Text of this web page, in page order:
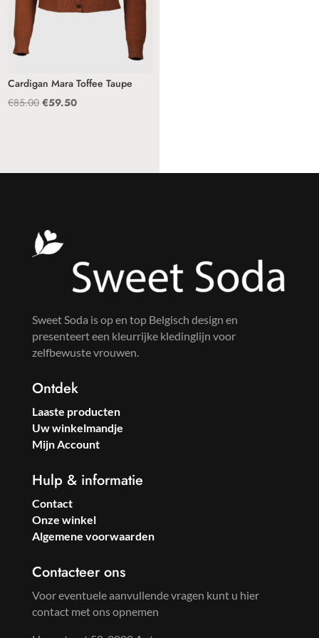
Cardigan Mara Toffee Taupe
€85.00 Oorspronkelijke
€59.50Huidige
Sweet Soda is op en top Belgisch design en
presenteert een kleurrijke kledinglijn voor
zelfbewuste vrouwen.
Ontdek
Laaste producten
Uw winkelmandje
Mijn Account
Hulp & informatie
Contact
Onze winkel
Algemene voorwaarden
Contacteer ons
Voor eventuele aanvullende vragen kunt u hier
contact met ons opnemen